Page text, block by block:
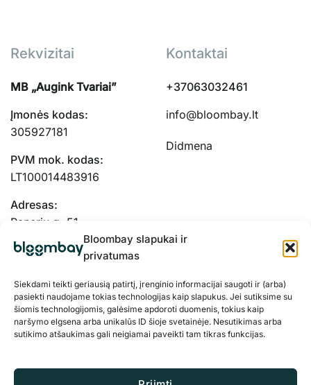
Bloombay slapukai ir
privatumas
Siekdami teikti geriausią patirtį, įrenginio informacijai saugoti ir (arba)
pasiekti naudojame tokias technologijas kaip slapukus. Jei sutiksime su
šiomis technologijomis, galėsime apdoroti duomenis, tokius kaip
naršymo elgsena arba unikalūs ID šioje svetainėje. Nesutikimas arba
sutikimo atšaukimas gali neigiamai paveikti tam tikras funkcijas.
Rekvizitai
MB „Augink Tvariai”
Įmonės kodas:
305927181
PVM mok. kodas:
LT100014483916
Adresas:
Panerių g. 51-
103, Kaunas, 48334
Kontaktai
+37063032461
info@bloombay.lt
Didmena